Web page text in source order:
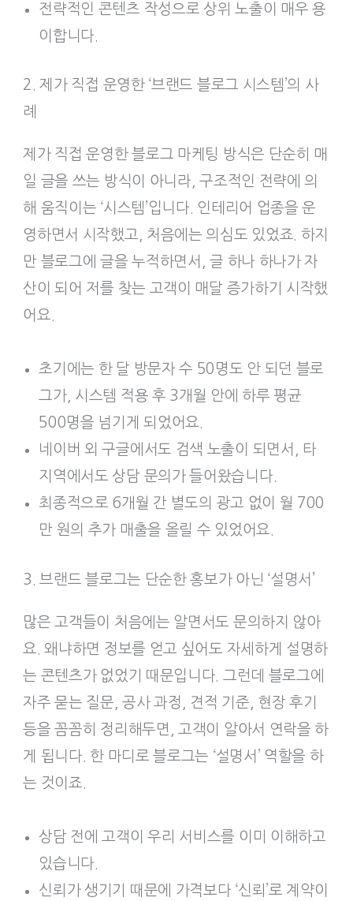
전략적인 콘텐츠 작성으로 상위 노출이 매우 용
이합니다.
2. 제가 직접 운영한 ‘브랜드 블로그 시스템’의 사
례
제가 직접 운영한 블로그 마케팅 방식은 단순히 매
일 글을 쓰는 방식이 아니라, 구조적인 전략에 의
해 움직이는 ‘시스템’입니다. 인테리어 업종을 운
영하면서 시작했고, 처음에는 의심도 있었죠. 하지
만 블로그에 글을 누적하면서, 글 하나 하나가 자
산이 되어 저를 찾는 고객이 매달 증가하기 시작했
어요.
초기에는 한 달 방문자 수 50명도 안 되던 블로
그가, 시스템 적용 후 3개월 안에 하루 평균
500명을 넘기게 되었어요.
네이버 외 구글에서도 검색 노출이 되면서, 타
지역에서도 상담 문의가 들어왔습니다.
최종적으로 6개월 간 별도의 광고 없이 월 700
만 원의 추가 매출을 올릴 수 있었어요.
3. 브랜드 블로그는 단순한 홍보가 아닌 ‘설명서’
많은 고객들이 처음에는 알면서도 문의하지 않아
요. 왜냐하면 정보를 얻고 싶어도 자세하게 설명하
는 콘텐츠가 없었기 때문입니다. 그런데 블로그에
자주 묻는 질문, 공사 과정, 견적 기준, 현장 후기
등을 꼼꼼히 정리해두면, 고객이 알아서 연락을 하
게 됩니다. 한 마디로 블로그는 ‘설명서’ 역할을 하
는 것이죠.
상담 전에 고객이 우리 서비스를 이미 이해하고
있습니다.
신뢰가 생기기 때문에 가격보다 ‘신뢰’로 계약이